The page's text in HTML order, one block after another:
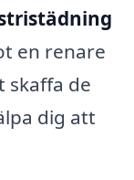
en renare
skaffa de
dig att